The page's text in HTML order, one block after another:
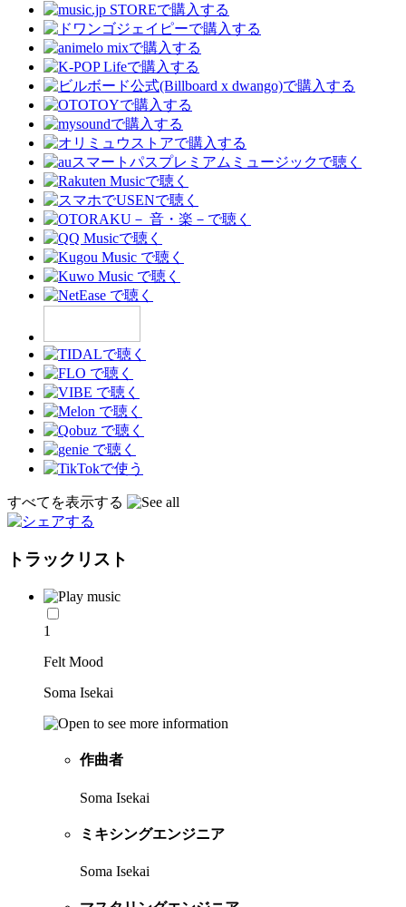
すべてを表示する
トラックリスト
1
Felt Mood
Soma Isekai
作曲者
Soma Isekai
ミキシングエンジニア
Soma Isekai